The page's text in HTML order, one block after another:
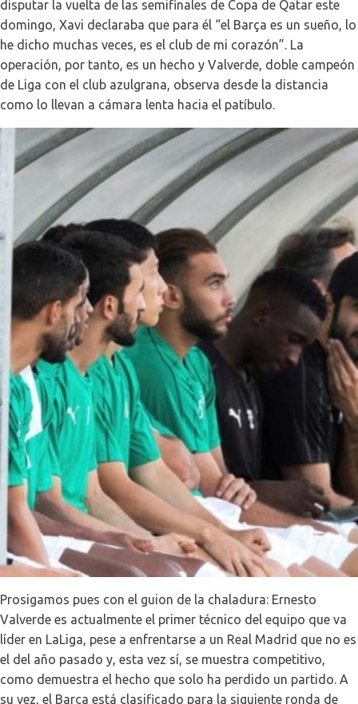
disputar la vuelta de las semifinales de Copa de Qatar este
domingo, Xavi declaraba que para él “el Barça es un sueño, lo
he dicho muchas veces, es el club de mi corazón”. La
operación, por tanto, es un hecho y Valverde, doble campeón
de Liga con el club azulgrana, observa desde la distancia
como lo llevan a cámara lenta hacia el patíbulo.
Prosigamos pues con el guion de la chaladura: Ernesto
Valverde es actualmente el primer técnico del equipo que va
líder en LaLiga, pese a enfrentarse a un Real Madrid que no es
el del año pasado y, esta vez sí, se muestra competitivo,
como demuestra el hecho que solo ha perdido un partido. A
su vez, el Barça está clasificado para la siguiente ronda de